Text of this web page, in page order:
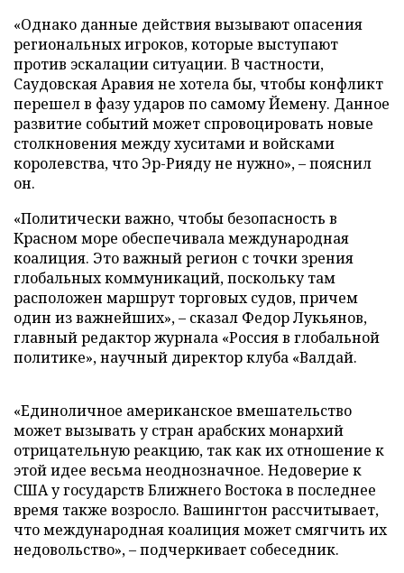
«Однако данные действия вызывают опасения
региональных игроков, которые выступают
против эскалации ситуации. В частности,
Саудовская Аравия не хотела бы, чтобы конфликт
перешел в фазу ударов по самому Йемену. Данное
развитие событий может спровоцировать новые
столкновения между хуситами и войсками
королевства, что Эр-Рияду не нужно», – пояснил
он.
«Политически важно, чтобы безопасность в
Красном море обеспечивала международная
коалиция. Это важный регион с точки зрения
глобальных коммуникаций, поскольку там
расположен маршрут торговых судов, причем
один из важнейших», – сказал Федор Лукьянов,
главный редактор журнала «Россия в глобальной
политике», научный директор клуба «Валдай.
«Единоличное американское вмешательство
может вызывать у стран арабских монархий
отрицательную реакцию, так как их отношение к
этой идее весьма неоднозначное. Недоверие к
США у государств Ближнего Востока в последнее
время также возросло. Вашингтон рассчитывает,
что международная коалиция может смягчить их
недовольство», – подчеркивает собеседник.